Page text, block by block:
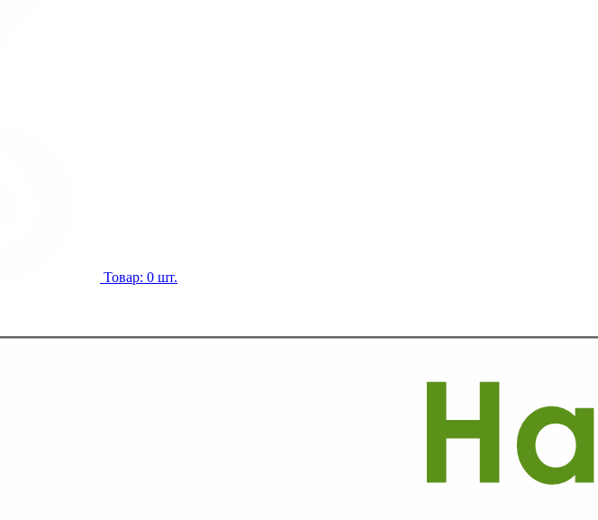
Товар: 0 шт.